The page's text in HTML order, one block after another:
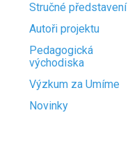
Stručné představení
Autoři projektu
Pedagogická
východiska
Výzkum za Umíme
Novinky